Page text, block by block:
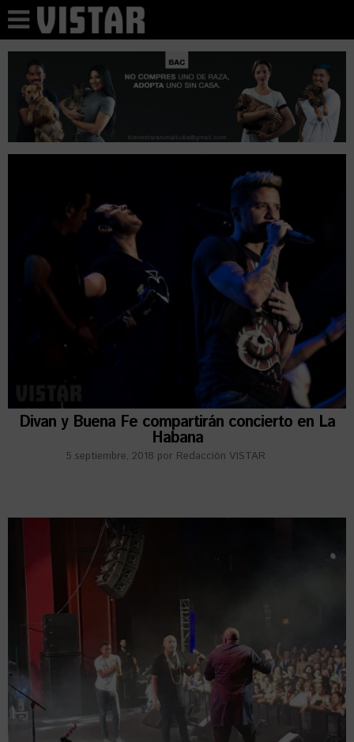
Divan y Buena Fe compartirán concierto en La
Habana
5 septiembre, 2018 por Redacción VISTAR